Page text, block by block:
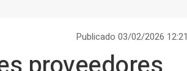
Publicado 03/02/2026 12:21